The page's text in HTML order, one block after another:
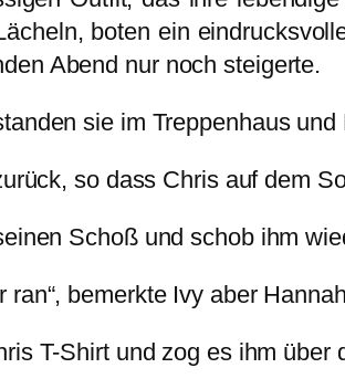
boten ein
Abend nur noch steigerte.
sie im Treppenhaus
so dass Chris auf dem
Schoß und schob ihm
ran“, bemerkte Ivy aber
T-Shirt und zog es ihm über